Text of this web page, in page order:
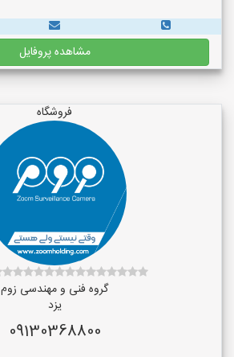
مشاهده پروفایل
فروشگاه
گروه فنی و مهندسی زوم
یزد
09130368800